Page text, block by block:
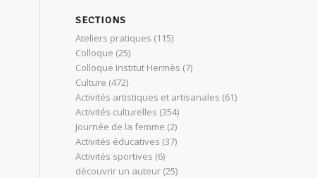
SECTIONS
Ateliers pratiques (115)
Colloque (25)
Colloque Institut Hermès (7)
Culture (472)
Activités artistiques et artisanales (61)
Activités culturelles (354)
Journée de la femme (2)
Activités éducatives (37)
Activités sportives (6)
découvrir un auteur (25)